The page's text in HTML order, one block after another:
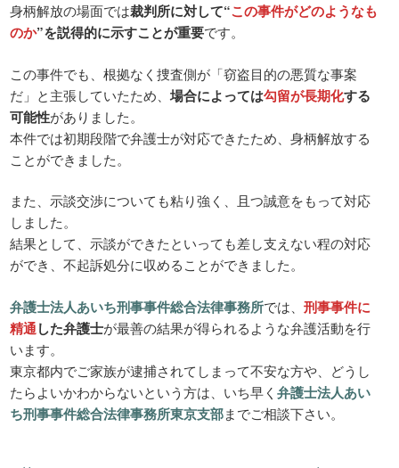
身柄解放の場面では裁判所に対して“この事件がどのようなも
のか”を説得的に示すことが重要です。
この事件でも、根拠なく捜査側が「窃盗目的の悪質な事案
だ」と主張していたため、場合によっては勾留が長期化する
可能性がありました。
本件では初期段階で弁護士が対応できたため、身柄解放する
ことができました。
また、示談交渉についても粘り強く、且つ誠意をもって対応
しました。
結果として、示談ができたといっても差し支えない程の対応
ができ、不起訴処分に収めることができました。
弁護士法人あいち刑事事件総合法律事務所では、刑事事件に
精通した弁護士が最善の結果が得られるような弁護活動を行
います。
東京都内でご家族が逮捕されてしまって不安な方や、どうし
たらよいかわからないという方は、いち早く弁護士法人あい
ち刑事事件総合法律事務所東京支部までご相談下さい。